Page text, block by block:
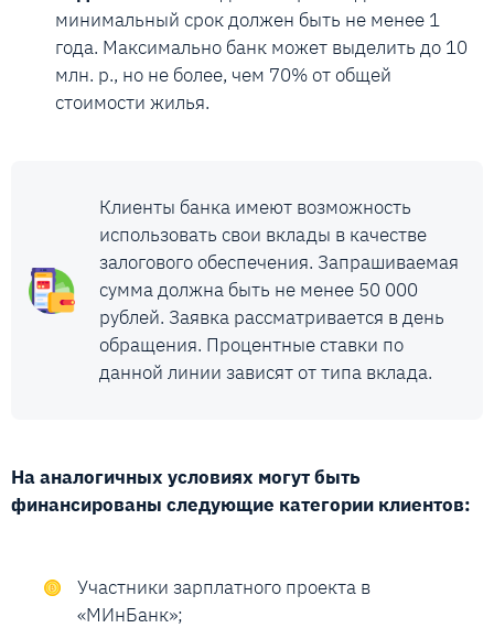
минимальный срок должен быть не менее 1
года. Максимально банк может выделить до 10
млн. р., но не более, чем 70% от общей
стоимости жилья.
Клиенты банка имеют возможность
использовать свои вклады в качестве
залогового обеспечения. Запрашиваемая
сумма должна быть не менее 50 000
рублей. Заявка рассматривается в день
обращения. Процентные ставки по
данной линии зависят от типа вклада.
На аналогичных условиях могут быть
финансированы следующие категории клиентов:
Участники зарплатного проекта в
«МИнБанк»;